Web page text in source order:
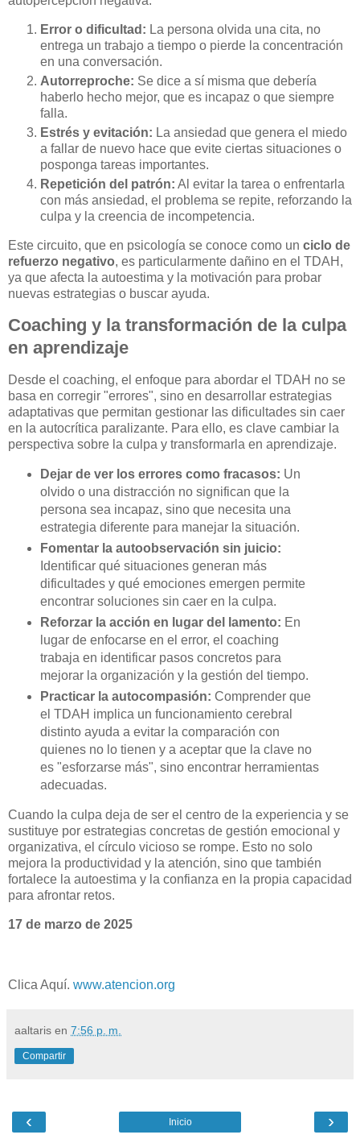
Error o dificultad: La persona olvida una cita, no
entrega un trabajo a tiempo o pierde la concentración
en una conversación.
Autorreproche: Se dice a sí misma que debería
haberlo hecho mejor, que es incapaz o que siempre
falla.
Estrés y evitación: La ansiedad que genera el miedo
a fallar de nuevo hace que evite ciertas situaciones o
posponga tareas importantes.
Repetición del patrón: Al evitar la tarea o enfrentarla
con más ansiedad, el problema se repite, reforzando la
culpa y la creencia de incompetencia.
Este circuito, que en psicología se conoce como un ciclo de
refuerzo negativo, es particularmente dañino en el TDAH,
ya que afecta la autoestima y la motivación para probar
nuevas estrategias o buscar ayuda.
Coaching y la transformación de la culpa
en aprendizaje
Desde el coaching, el enfoque para abordar el TDAH no se
basa en corregir "errores", sino en desarrollar estrategias
adaptativas que permitan gestionar las dificultades sin caer
en la autocrítica paralizante. Para ello, es clave cambiar la
perspectiva sobre la culpa y transformarla en aprendizaje.
Dejar de ver los errores como fracasos: Un
olvido o una distracción no significan que la
persona sea incapaz, sino que necesita una
estrategia diferente para manejar la situación.
Fomentar la autoobservación sin juicio:
Identificar qué situaciones generan más
dificultades y qué emociones emergen permite
encontrar soluciones sin caer en la culpa.
Reforzar la acción en lugar del lamento: En
lugar de enfocarse en el error, el coaching
trabaja en identificar pasos concretos para
mejorar la organización y la gestión del tiempo.
Practicar la autocompasión: Comprender que
el TDAH implica un funcionamiento cerebral
distinto ayuda a evitar la comparación con
quienes no lo tienen y a aceptar que la clave no
es "esforzarse más", sino encontrar herramientas
adecuadas.
Cuando la culpa deja de ser el centro de la experiencia y se
sustituye por estrategias concretas de gestión emocional y
organizativa, el círculo vicioso se rompe. Esto no solo
mejora la productividad y la atención, sino que también
fortalece la autoestima y la confianza en la propia capacidad
para afrontar retos.
17 de marzo de 2025
Clica Aquí. www.atencion.org
aaltaris en 7:56 p. m.
Compartir
‹ ›
Inicio